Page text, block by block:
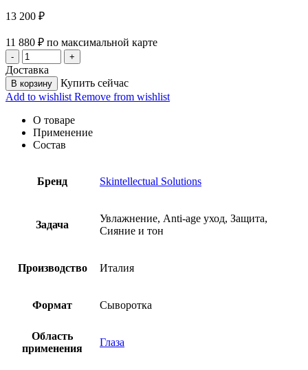
13 200 ₽
11 880 ₽ по максимальной карте
Доставка
В корзину
Купить сейчас
Add to wishlist Remove from wishlist
О товаре
Применение
Состав
Бренд Skintellectual Solutions
Задача
Увлажнение, Anti-age уход, Защита,
Сияние и тон
Производство Италия
Формат Сыворотка
Область
применения
Глаза